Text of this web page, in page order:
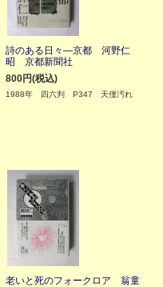
詩のある日々―京都 河野仁
昭 京都新聞社
800円(税込)
1988年 四六判 P347 天僅汚れ
老いと死のフォークロア 翁童